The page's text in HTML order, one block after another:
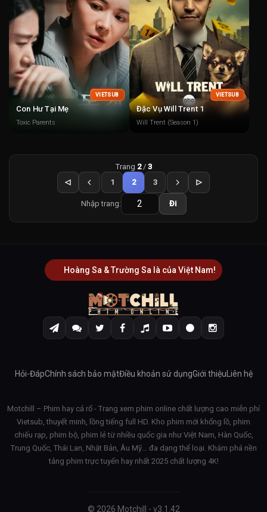
VIETSUB
Con Hư Tại Mẹ
Toxic Parents
VIETSUB
Đặc Vụ Will Trent 1
Will Trent (Season 1)
Trang 2/ 3
1
2 3
Nhập trang: Đi
Hoàng Sa & Trường Sa là của Việt Nam!
Hỏi-ĐápChính sách bảo mậtĐiều khoản sử dụngGiới thiệuLiên hệ
Motchill – Phim hay cả rổ - Trang xem phim online chất lượng cao miễn phí
Vietsub, thuyết minh, lồng tiếng full HD. Kho phim mới khổng lồ, phim
chiếu rạp, phim bộ, phim lẻ từ nhiều quốc gia như Việt Nam, Hàn Quốc,
Trung Quốc, Thái Lan, Nhật Bản, Âu Mỹ… đa dạng thể loại. Khám phá nền
tảng phim trực tuyến hay nhất 2025 chất lượng 4K!
© 2026 Motchill - v3.1.42